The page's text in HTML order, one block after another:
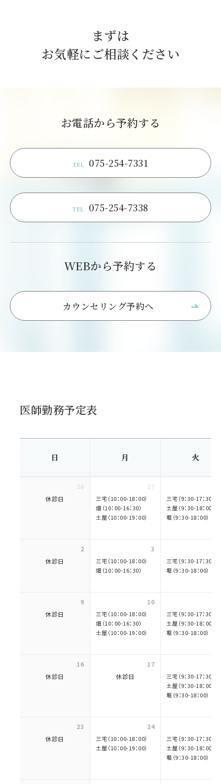
まずは
お気軽にご相談ください
お電話から予約する
TEL 075-254-7331
TEL 075-254-7338
WEBから予約する
カウンセリング予約へ
医師勤務予定表
日 月 火
26
休診日
27
三宅（10：00-18：00）
畑（10：00-16：30）
土屋（10：00-19：00）
三宅（9：30-17：30）
土屋（9：30-18：00）
堀（9：30-18：00）
2
休診日
3
三宅（10：00-18：00）
畑（10：00-16：30）
三宅（9：30-17：30）
堀（9：30-18：00）
9
休診日
10
三宅（10：00-18：00）
畑（10：00-16：30）
土屋（10：00-19：00）
三宅（9：30-17：30）
土屋（9：30-18：00）
堀（9：30-18：00）
16
休診日
17
休診日
三宅（9：30-17：30）
土屋（9：30-18：00）
堀（9：30-18：00）
23
休診日
24
三宅（10：00-18：00）
土屋（10：00-19：00）
三宅（9：30-17：30）
土屋（9：30-18：00）
堀（9：30-18：00）